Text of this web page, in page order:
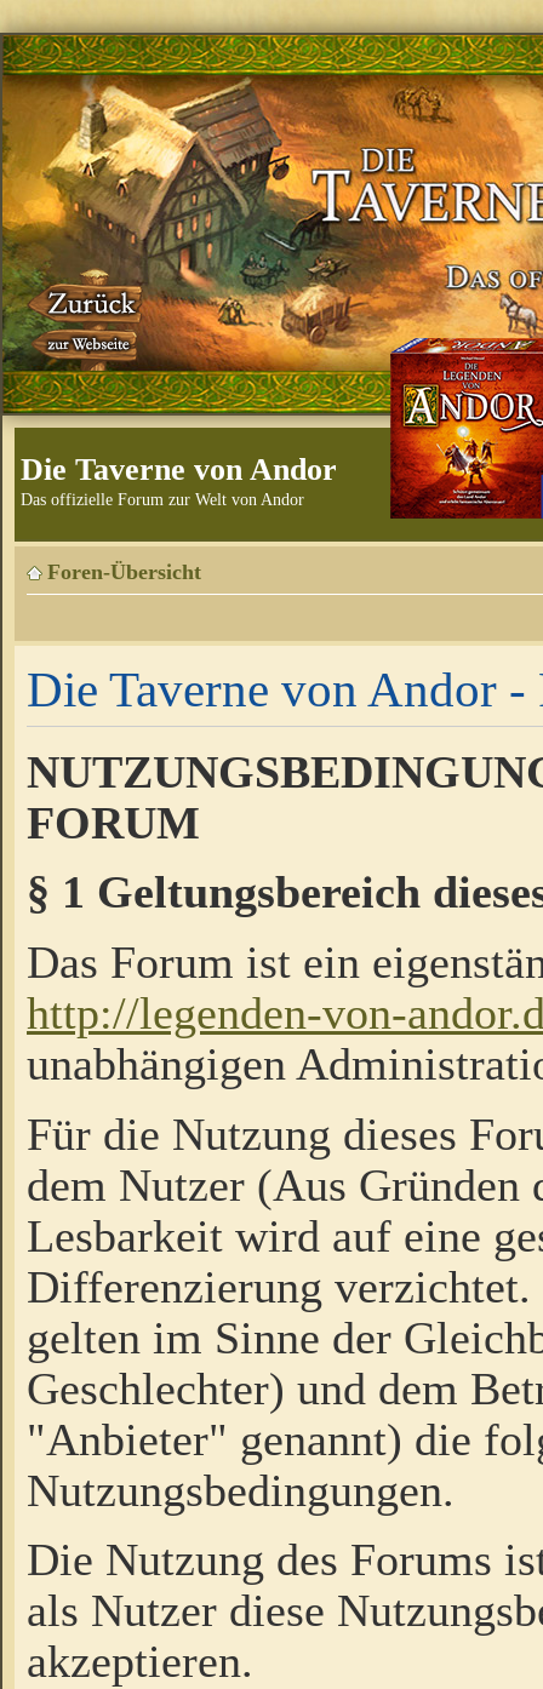
Die Taverne von Andor
Das offizielle Forum zur Welt von Andor
Foren-Übersicht
Die Taverne von Andor -
FORUM
§ 1 Geltungsbereich
Das Forum ist ein
http://legenden-von-
unabhängigen
Für die Nutzung dieses
dem Nutzer (Aus Gründen
Lesbarkeit wird auf eine
Differenzierung
gelten im Sinne der
Geschlechter) und dem
"Anbieter" genannt) die
Nutzungsbedingungen.
Die Nutzung des Forums
als Nutzer diese
akzeptieren.